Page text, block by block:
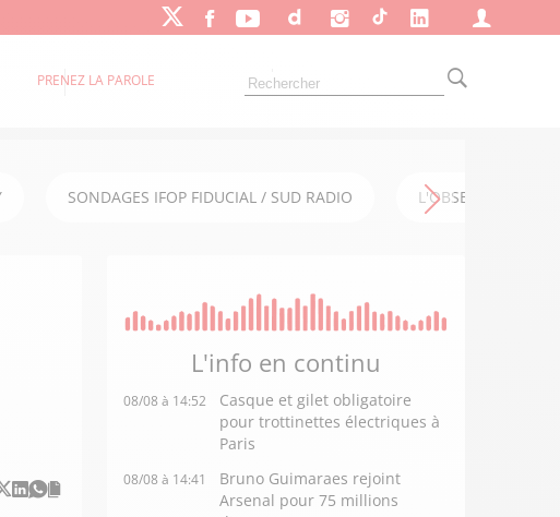
PRENEZ LA PAROLE
SONDAGES IFOP FIDUCIAL / SUD RADIO L'OBSERVATOIRE
L'info en continu
08/08 à 14:52
Casque et gilet obligatoire
pour trottinettes électriques à
Paris
08/08 à 14:41
Bruno Guimaraes rejoint
Arsenal pour 75 millions